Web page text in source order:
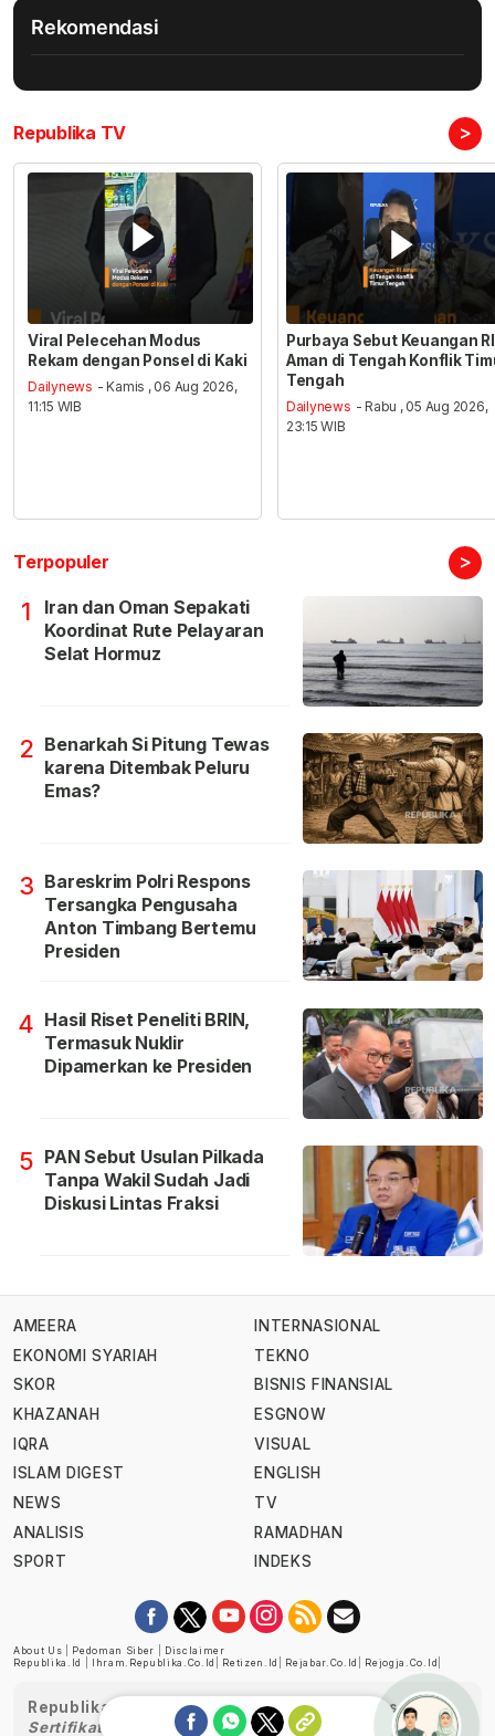
Rekomendasi
Republika TV >
Viral Pelecehan Modus
Rekam dengan Ponsel di Kaki
Dailynews - Kamis , 06 Aug 2026,
11:15 WIB
Purbaya Sebut Keuangan RI
Aman di Tengah Konflik
Tengah
Dailynews - Rabu , 05 Aug 2026,
23:15 WIB
Terpopuler >
1
Iran dan Oman Sepakati
Koordinat Rute Pelayaran
Selat Hormuz
2 Benarkah Si Pitung Tewas
karena Ditembak Peluru
Emas?
3 Bareskrim Polri Respons
Tersangka Pengusaha
Anton Timbang Bertemu
Presiden
4 Hasil Riset Peneliti BRIN,
Termasuk Nuklir
Dipamerkan ke Presiden
5 PAN Sebut Usulan Pilkada
Tanpa Wakil Sudah Jadi
Diskusi Lintas Fraksi
AMEERA
EKONOMI SYARIAH
SKOR
KHAZANAH
IQRA
ISLAM DIGEST
NEWS
ANALISIS
SPORT
INTERNASIONAL
TEKNO
BISNIS FINANSIAL
ESGNOW
VISUAL
ENGLISH
TV
RAMADHAN
INDEKS
About Us Pedoman Siber
Disclaimer
Republika.id
Ihram.republika.co.id Retizen.id Rejabar.co.id Rejogja.co.id
Republika telah diverifikasi oleh Dewan Pers
Sertifikat Nomor 1058/DP-Verifikasi/K/XII/2022